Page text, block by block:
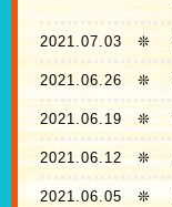
2021.07.03 ❊
2021.06.26 ❊
2021.06.19 ❊
2021.06.12❊
2021.06.05 ❊